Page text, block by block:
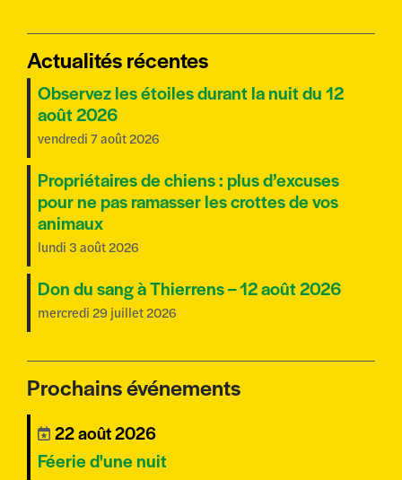
Actualités récentes
Observez les étoiles durant la nuit du 12
août 2026
vendredi 7 août 2026
Propriétaires de chiens : plus d’excuses
pour ne pas ramasser les crottes de vos
animaux
lundi 3 août 2026
Don du sang à Thierrens – 12 août 2026
mercredi 29 juillet 2026
Prochains événements
22 août 2026
Féerie d'une nuit